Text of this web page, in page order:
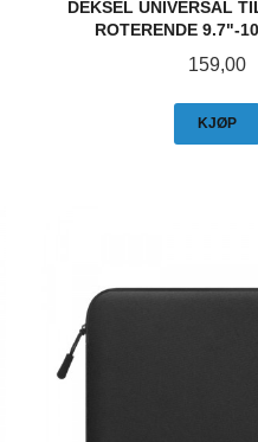
DEKSEL UNIVERSAL
ROTERENDE 9.7"-
Pris
159,00
KJØP